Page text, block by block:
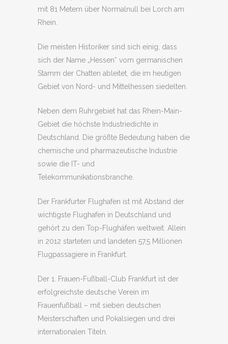
mit 81 Metern über Normalnull bei Lorch am
Rhein.
Die meisten Historiker sind sich einig, dass
sich der Name „Hessen“ vom germanischen
Stamm der Chatten ableitet, die im heutigen
Gebiet von Nord- und Mittelhessen siedelten.
Neben dem Ruhrgebiet hat das Rhein-Main-
Gebiet die höchste Industriedichte in
Deutschland. Die größte Bedeutung haben die
chemische und pharmazeutische Industrie
sowie die IT- und
Telekommunikationsbranche.
Der Frankfurter Flughafen ist mit Abstand der
wichtigste Flughafen in Deutschland und
gehört zu den Top-Flughäfen weltweit. Allein
in 2012 starteten und landeten 57,5 Millionen
Flugpassagiere in Frankfurt.
Der 1. Frauen-Fußball-Club Frankfurt ist der
erfolgreichste deutsche Verein im
Frauenfußball – mit sieben deutschen
Meisterschaften und Pokalsiegen und drei
internationalen Titeln.